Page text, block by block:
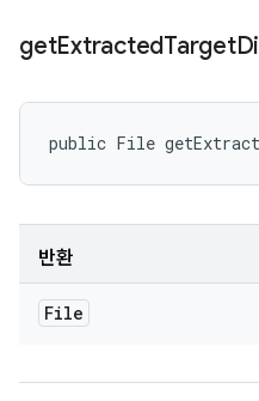
getExtractedTarget
public File
반환
File